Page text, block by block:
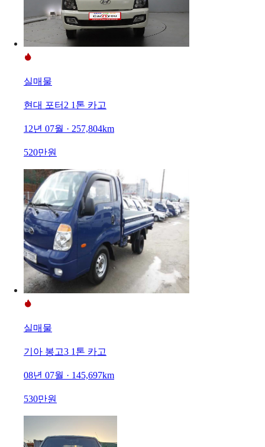
실매물
현대 포터2 1톤 카고
12년 07월 · 257,804km
520만원
실매물
기아 봉고3 1톤 카고
08년 07월 · 145,697km
530만원